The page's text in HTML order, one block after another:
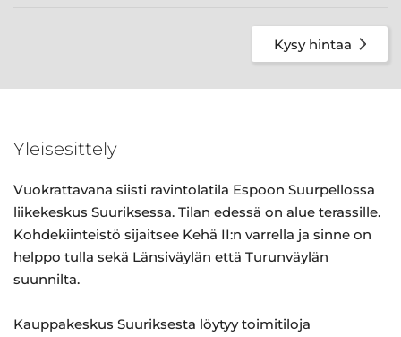
Kysy hintaa
Yleisesittely
Vuokrattavana siisti ravintolatila Espoon Suurpellossa
liikekeskus Suuriksessa. Tilan edessä on alue terassille.
Kohdekiinteistö sijaitsee Kehä II:n varrella ja sinne on
helppo tulla sekä Länsiväylän että Turunväylän
suunnilta.
Kauppakeskus Suuriksesta löytyy toimitiloja